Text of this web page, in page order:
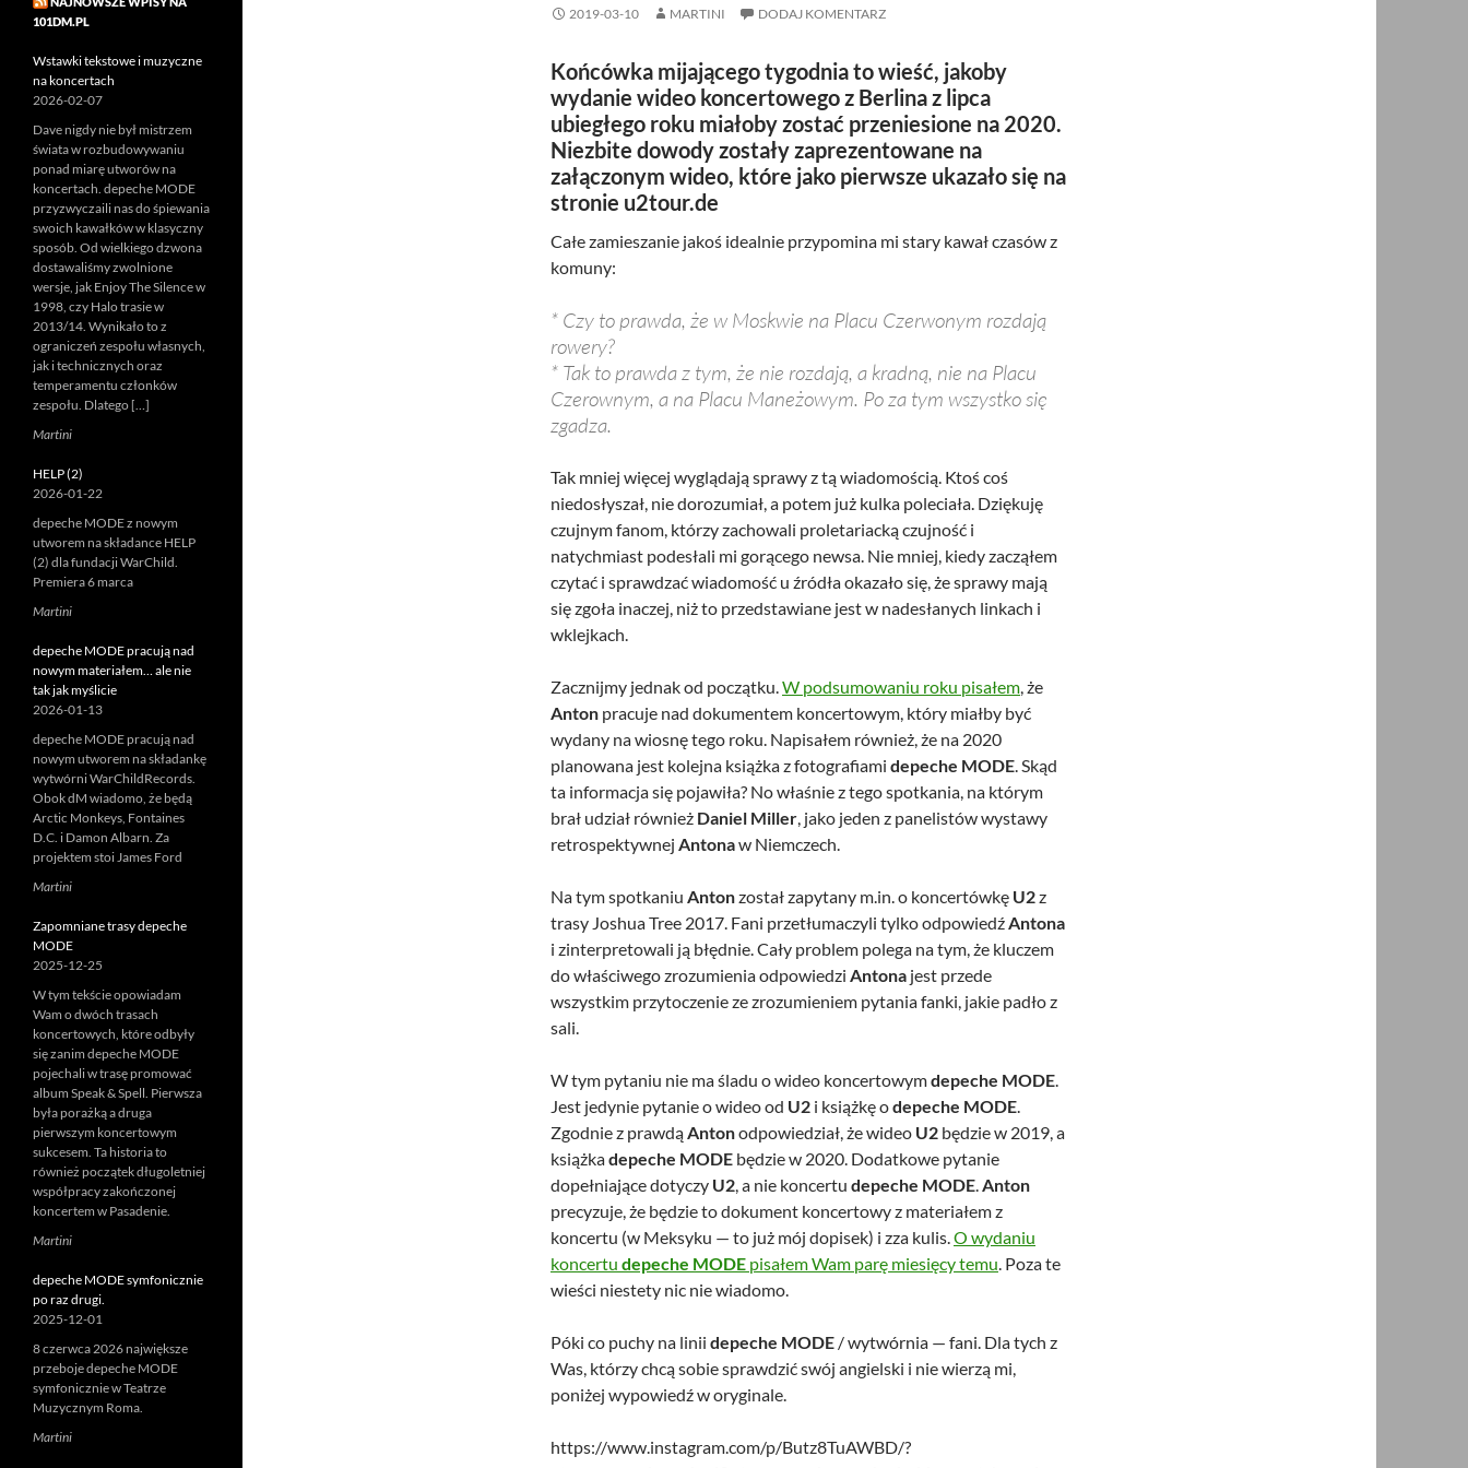
2019-03-10 MARTINI DODAJ KOMENTARZ
Końcówka mijającego tygodnia to wieść, jakoby
wydanie wideo koncertowego z Berlina z lipca
ubiegłego roku miałoby zostać przeniesione na 2020.
Niezbite dowody zostały zaprezentowane na
załączonym wideo, które jako pierwsze ukazało się na
stronie u2tour.de
Całe zamieszanie jakoś idealnie przypomina mi stary kawał czasów z
komuny:
* Czy to prawda, że w Moskwie na Placu Czerwonym rozdają
rowery?
* Tak to prawda z tym, że nie rozdają, a kradną, nie na Placu
Czerownym, a na Placu Maneżowym. Po za tym wszystko się
zgadza.
Tak mniej więcej wyglądają sprawy z tą wiadomością. Ktoś coś
niedosłyszał, niedorozumiał, a potem już kulka poleciała. Dziękuję
czujnym fanom, którzy zachowali proletariacką czujność i
natychmiast podesłali mi gorącego newsa. Nie mniej, kiedy zacząłem
czytać i sprawdzać wiadomość u źródła okazało się, że sprawy mają
się zgoła inaczej, niż to przedstawiane jest w nadesłanych linkach i
wklejkach.
Zacznijmy jednak od początku.W podsumowaniu roku pisałem, że
Anton pracuje nad dokumentem koncertowym, który miałby być
wydany na wiosnę tego roku. Napisałem również, że na 2020
planowana jest kolejna książka z fotografiami depeche MODE. Skąd
ta informacja się pojawiła? No właśnie z tego spotkania, na którym
brał udział również Daniel Miller, jako jeden z panelistów wystawy
retrospektywnej Antonaw Niemczech.
Na tym spotkaniu Antonzostał zapytany m.in. o koncertówkę U2z
trasy JoshuaTree 2017. Fani przetłumaczyli tylko odpowiedźAntona
i zinterpretowali ją błędnie. Cały problem polega na tym, że kluczem
do właściwego zrozumienia odpowiedzi Antona jest przede
wszystkim przytoczenie ze zrozumieniem pytania fanki, jakie padło z
sali.
W tym pytaniu nie ma śladu o wideo koncertowymdepeche MODE.
Jest jedynie pytanie o wideo od U2 i książkę odepeche MODE.
Zgodnie z prawdąAntonodpowiedział, że wideo U2 będzie w 2019, a
książkadepeche MODE będzie w 2020. Dodatkowe pytanie
dopełniające dotyczy U2, a nie koncertu depeche MODE.Anton
precyzuje, że będzie to dokument koncertowy z materiałem z
koncertu (w Meksyku — to już mój dopisek) i zza kulis.O wydaniu
koncertu depeche MODE pisałem Wam parę miesięcy temu. Poza te
wieści niestety nic nie wiadomo.
Póki co puchy na linii depeche MODE / wytwórnia — fani. Dla tych z
Was, którzy chcą sobie sprawdzić swój angielski i nie wierzą mi,
poniżej wypowiedź w oryginale.
https://www.instagram.com/p/Butz8TuAWBD/?
101DM.PL
Wstawki tekstowe i muzyczne
na koncertach
2026-02-07
Dave nigdy nie był mistrzem
świata w rozbudowywaniu
ponad miarę utworów na
koncertach. depeche MODE
przyzwyczaili nas do śpiewania
swoich kawałków w klasyczny
sposób. Od wielkiego dzwona
dostawaliśmy zwolnione
wersje, jak Enjoy The Silence w
1998, czy Halo trasie w
2013/14. Wynikało to z
ograniczeń zespołu własnych,
jak i technicznych oraz
temperamentu członków
zespołu. Dlatego […]
Martini
HELP (2)
2026-01-22
depeche MODE z nowym
utworem na składance HELP
(2) dla fundacji WarChild.
Premiera 6 marca
Martini
depeche MODE pracują nad
nowym materiałem… ale nie
tak jak myślicie
2026-01-13
depeche MODE pracują nad
nowym utworem na składankę
wytwórni WarChildRecords.
Obok dM wiadomo, że będą
Arctic Monkeys, Fontaines
D.C. i Damon Albarn. Za
projektem stoi James Ford
Martini
Zapomniane trasy depeche
MODE
2025-12-25
W tym tekście opowiadam
Wam o dwóch trasach
koncertowych, które odbyły
się zanim depeche MODE
pojechali w trasę promować
album Speak & Spell. Pierwsza
była porażką a druga
pierwszym koncertowym
sukcesem. Ta historia to
również początek długoletniej
współpracy zakończonej
koncertem w Pasadenie.
Martini
depeche MODE symfonicznie
po raz drugi.
2025-12-01
8 czerwca 2026 największe
przeboje depeche MODE
symfonicznie w Teatrze
Muzycznym Roma.
Martini